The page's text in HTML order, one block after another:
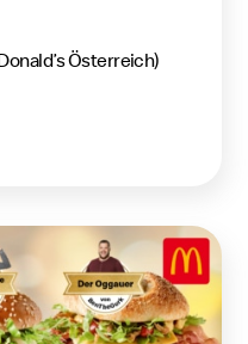
Österreich)